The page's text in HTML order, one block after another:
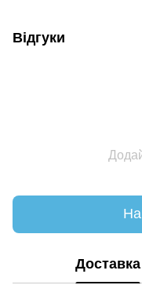
Відгуки
Доставка